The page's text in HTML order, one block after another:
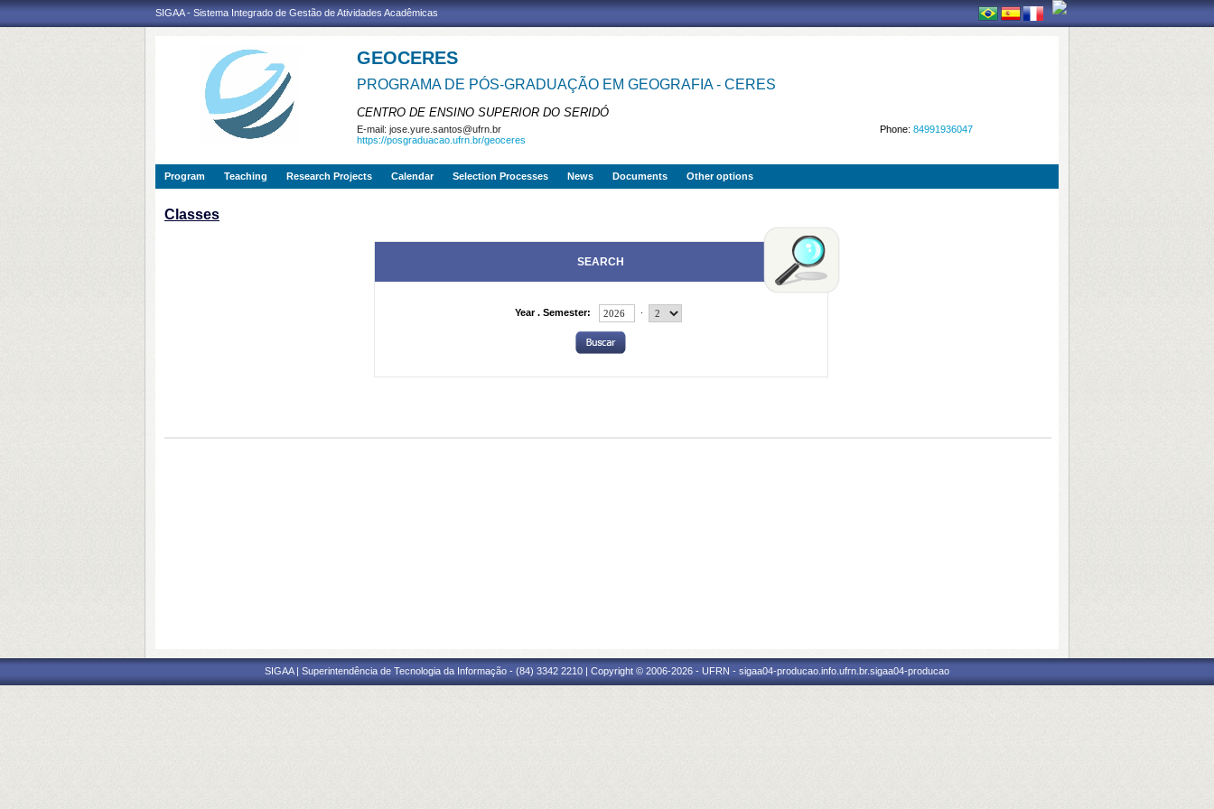
SIGAA - Sistema Integrado de Gestão de Atividades Acadêmicas
GEOCERES
PROGRAMA DE PÓS-GRADUAÇÃO EM GEOGRAFIA - CERES
CENTRO DE ENSINO SUPERIOR DO SERIDÓ
Phone: 84991936047
E-mail: jose.yure.santos@ufrn.br
https://posgraduacao.ufrn.br/geoceres
Program Teaching Research Projects Calendar Selection Processes News Documents Other options
Classes
SEARCH
Year . Semester:
SIGAA | Superintendência de Tecnologia da Informação - (84) 3342 2210 | Copyright © 2006-2026 - UFRN - sigaa04-producao.info.ufrn.br.sigaa04-producao